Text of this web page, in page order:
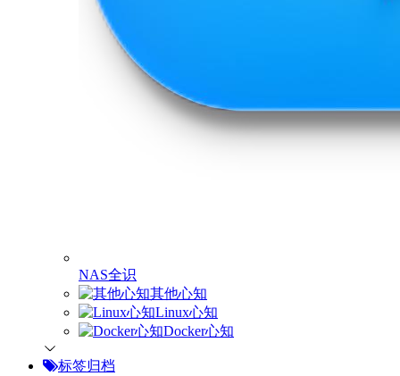
NAS全识
其他心知
Linux心知
Docker心知
标签归档